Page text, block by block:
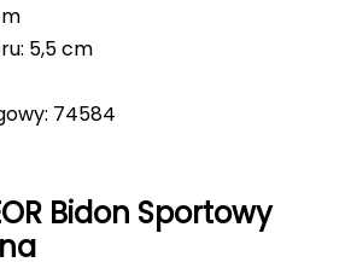
5,5 cm
74584
Bidon Sportowy